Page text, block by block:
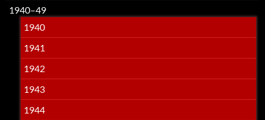
1940–49
1940
1941
1942
1943
1944